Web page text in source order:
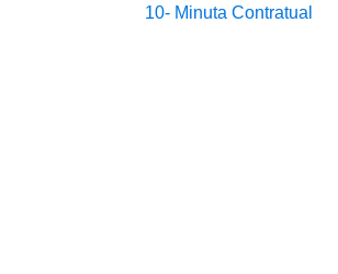
10- Minuta Contratual